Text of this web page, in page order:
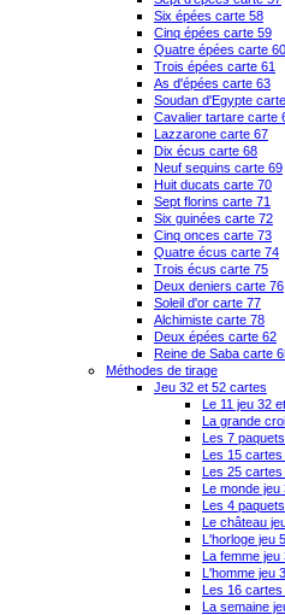
Six épées carte 58
Cinq épées carte 59
Quatre épées carte 60
Trois épées carte 61
As d'épées carte 63
Soudan d'Egypte
Cavalier tartare carte
Lazzarone carte 67
Dix écus carte 68
Neuf sequins carte 69
Huit ducats carte 70
Sept florins carte 71
Six guinées carte 72
Cinq onces carte 73
Quatre écus carte 74
Trois écus carte 75
Deux deniers carte 76
Soleil d'or carte 77
Alchimiste carte 78
Deux épées carte 62
Reine de Saba carte
Méthodes de tirage
Jeu 32 et 52 cartes
Le 11 jeu 32
La grande
Les 7
Les 15 cartes
Les 25 cartes
Le monde jeu
Les 4
Le château
L'horloge jeu
La femme jeu
L'homme jeu
Les 16 cartes
La semaine